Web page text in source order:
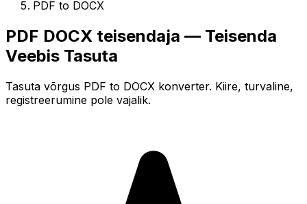
PDF to DOCX
PDF DOCX teisendaja — Teisenda
Veebis Tasuta
Tasuta võrgus PDF to DOCX konverter. Kiire, turvaline,
registreerumine pole vajalik.